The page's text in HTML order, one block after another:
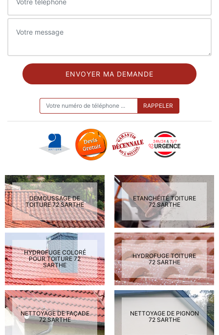
DEMOUSSAGE DE
TOITURE 72 SARTHE
ETANCHÉITÉ TOITURE
72 SARTHE
HYDROFUGE COLORÉ
POUR TOITURE 72
SARTHE
HYDROFUGE TOITURE
72 SARTHE
NETTOYAGE DE FAÇADE
72 SARTHE
NETTOYAGE DE PIGNON
72 SARTHE